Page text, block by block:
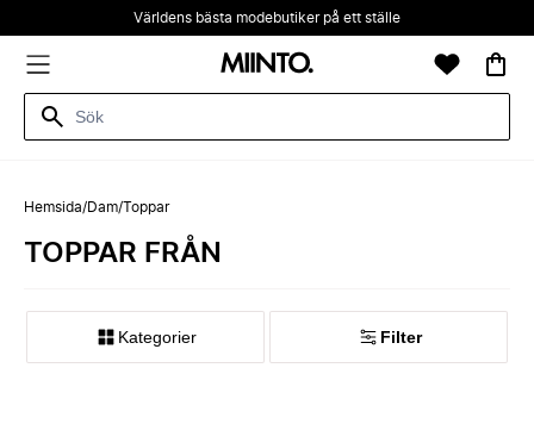
Världens bästa modebutiker på ett ställe
Hemsida/Dam/Toppar
TOPPAR FRÅN
Kategorier Filter